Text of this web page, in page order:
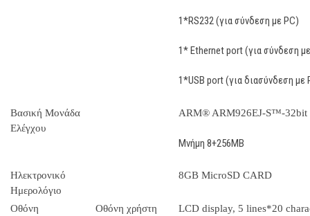
1*RS232 (για σύνδεση με PC)
1* Ethernet port (για σύνδεση
1*USB port (για διασύνδεση με
Βασική Μονάδα
Ελέγχου
ARM® ARM926EJ-S™-32bit
Mνήμη 8+256MB
Ηλεκτρονικό
Ημερολόγιο
8GB MicroSD CARD
Οθόνη Οθόνη χρήστη
LCD display, 5 lines*20